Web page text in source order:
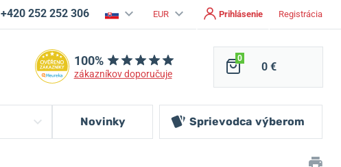
+420 252 252 306 EUR Prihlásenie Registrácia
100%
zákazníkov doporučuje
0
0 €
Novinky Sprievodca výberom